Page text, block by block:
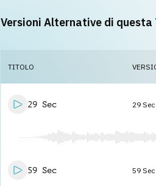
Versioni Alternative di questa
TITOLO
29 Sec 29 Sec
59 Sec 59 Sec